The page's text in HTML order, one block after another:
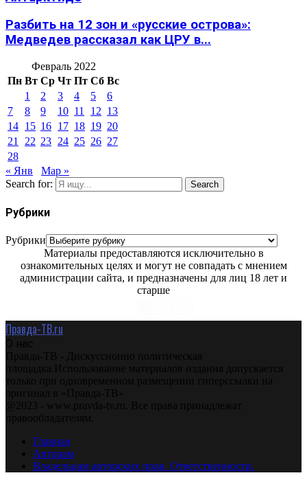
Разбить на 12 зон и «русские острова»:
Медведев рассказал как ЦРУ в...
Февраль 2022
Пн Вт Ср Чт Пт Сб Вс
1
2 3 4 5
6
7
8 9 10 11 12 13
14 15 16 17 18 19 20
21
22 23 24 25 26 27
28
« Янв
Мар »
Search for:
Search
Рубрики
Рубрики
Материалы предоставляются исключительно в
ознакомительных целях и могут не совпадать с мнением
администрации сайта, и предназначены для лиц 18 лет и
старше
Правда-ТВ.ru
О нас
Правда-ТВ - Дискуссионно политическая
площадка.Использование материалов издания допускается
только при одновременном размещении гиперссылки на
оригинал в «Правда-ТВ»
@2023 - www.pravda-tv.ru. Все права принадлежат
правообладателям.
Главная
Авторам
Владельцам авторских прав. Ответственности.